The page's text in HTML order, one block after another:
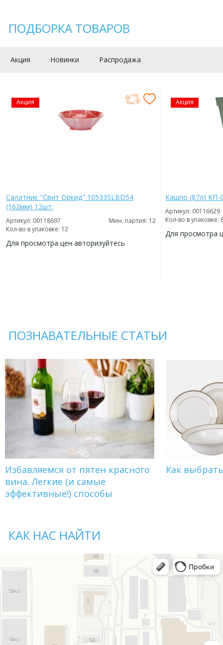
ПОДБОРКА ТОВАРОВ
Акция Новинки Распродажа
Акция
Салатник "Свит Оркид" 10533SLBD54
(162мм) 12шт.
Артикул: 00118697
Мин. партия: 12
Кол-во в упаковке: 12
Для просмотра цен авторизуйтесь
Акция
Кашпо (87л) КП-
Артикул: 00116629
Кол-во в упаковке:
Для просмотра
ПОЗНАВАТЕЛЬНЫЕ СТАТЬИ
Избавляемся от пятен красного
вина. Легкие (и самые
эффективные!) способы
Как
КАК НАС НАЙТИ